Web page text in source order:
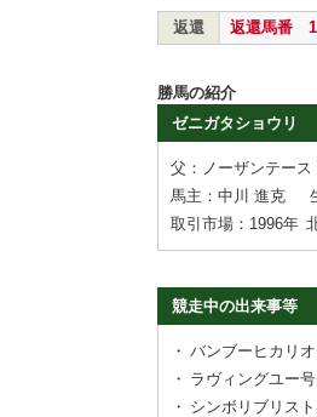
返還 返還馬番
勝馬の紹介
ゼニガタショウリ
父：ノーザンテース
馬主：中川 進克
取引市場：1996年
競走中の出来事等
・ バンブーヒカリ
・ ラヴィングユー
・ シンボリブリス